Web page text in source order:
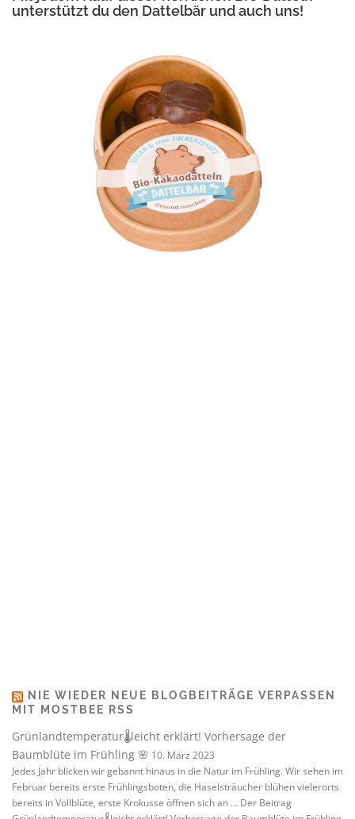
unterstützt du den Dattelbär und auch uns!
NIE WIEDER NEUE BLOGBEITRÄGE VERPASSEN
MIT MOSTBEE RSS
Grünlandtemperatur🌡️leicht erklärt! Vorhersage der
Baumblüte im Frühling 🌸 10. März 2023
Jedes Jahr blicken wir gebannt hinaus in die Natur im Frühling. Wir sehen im
Februar bereits erste Frühlingsboten, die Haselsträucher blühen vielerorts
bereits in Vollblüte, erste Krokusse öffnen sich an ... Der Beitrag